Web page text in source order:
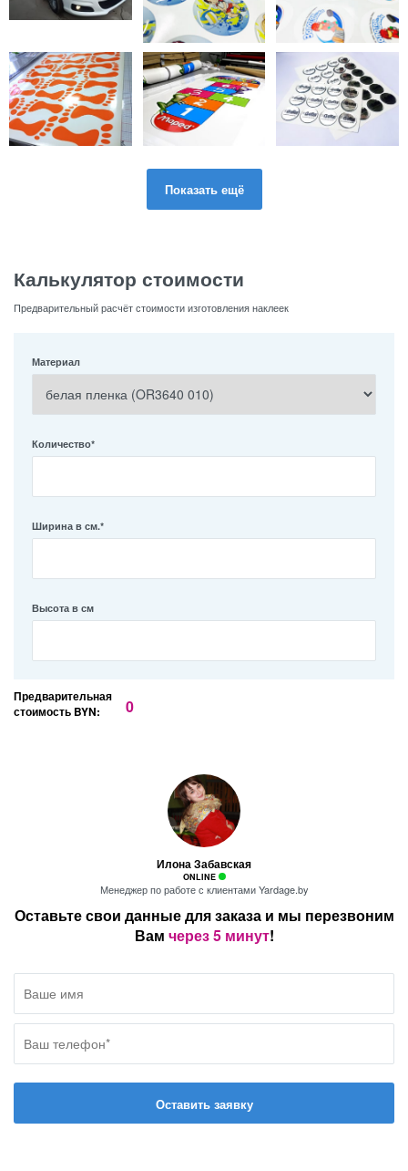
Показать ещё
Калькулятор стоимости
Предварительный расчёт стоимости изготовления наклеек
Материал
Количество*
Ширина в см.*
Высота в см
Предварительная
стоимость BYN:
Илона Забавская
ONLINE
Менеджер по работе с клиентами Yardage.by
Оставьте свои данные для заказа и мы перезвоним
Вам через 5 минут!
Оставить заявку